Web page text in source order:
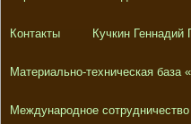
Контакты Кучкин Геннадий
Материально-техническая база
Международное сотрудничество